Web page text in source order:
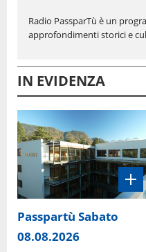
Radio PassparTù è un
approfondimenti storici e
IN EVIDENZA
Passpartù Sabato
08.08.2026